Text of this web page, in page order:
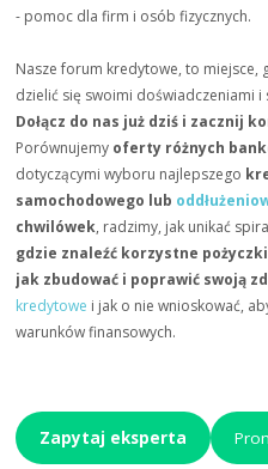
- pomoc dla firm i osób fizycznych.
Nasze forum kredytowe, to miejsce,
dzielić się swoimi doświadczeniami i
Dołącz do nas już dziś i zacznij
Porównujemy oferty różnych
dotyczącymi wyboru najlepszego
samochodowego lub
chwilówek, radzimy, jak unikać
gdzie znaleźć korzystne
jak zbudować i poprawić swoją
kredytowe i jak o nie wnioskować,
warunków finansowych.
Zapytaj eksperta